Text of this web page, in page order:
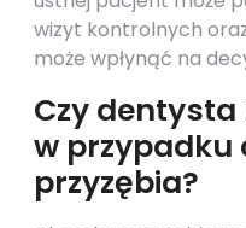
wizyt kontrolnych
może wpłynąć na
Czy dentysta
w przypadku
przyzębia?